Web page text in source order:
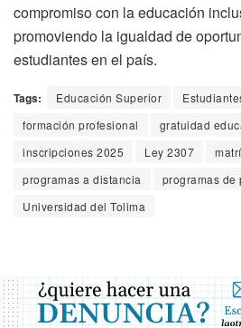
compromiso con la educación
promoviendo la igualdad de
estudiantes en el país.
Tags: Educación Superior
formación profesional
gratuidad
inscripciones 2025
Ley 2307
programas a distancia
programas de
Universidad del Tolima